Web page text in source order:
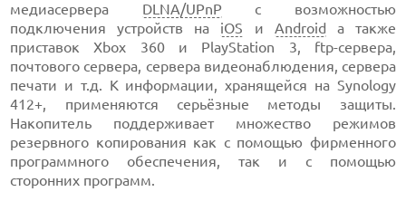
медиасервера DLNA/UPnP с возможностью
подключения устройств на iOS и Android а также
приставок Xbox 360 и PlayStation 3, ftp-сервера,
почтового сервера, сервера видеонаблюдения, сервера
печати и т.д. К информации, хранящейся на Synology
412+, применяются серьёзные методы защиты.
Накопитель поддерживает множество режимов
резервного копирования как с помощью фирменного
программного обеспечения, так и с помощью
сторонних программ.